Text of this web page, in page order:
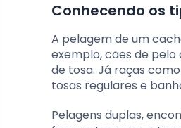
Conhecendo os
A pelagem de um
exemplo, cães de
de tosa. Já raças
tosas regulares e
Pelagens duplas,